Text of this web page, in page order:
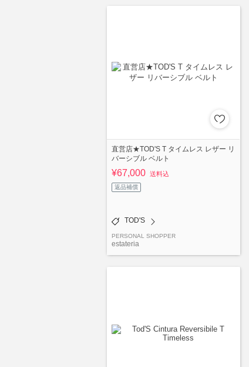
直営店★TOD'S T タイムレス レザー リ
バーシブル ベルト
¥67,000 送料込
返品補償
TOD'S
PERSONAL SHOPPER
estateria